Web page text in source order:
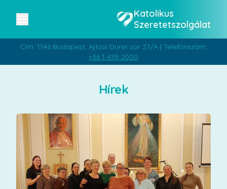
Katolikus
Szeretetszolgálat
Cím: 1146 Budapest, Ajtósi Dürer sor 27/A | Telefonszám:
+36 1 479 2000
Hírek